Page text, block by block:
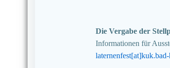
Die Vergabe der
Informationen für